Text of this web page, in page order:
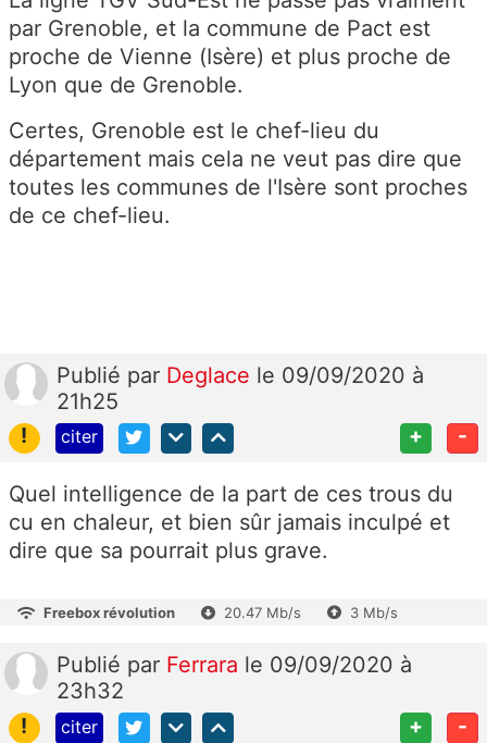
par Grenoble, et la commune de Pact est
proche de Vienne (Isère) et plus proche de
Lyon que de Grenoble.
Certes, Grenoble est le chef-lieu du
département mais cela ne veut pas dire que
toutes les communes de l'Isère sont proches
de ce chef-lieu.
Publié par Deglace le 09/09/2020 à
21h25
!
citer + -
Quel intelligence de la part de ces trous du
cu en chaleur, et bien sûr jamais inculpé et
dire que sa pourrait plus grave.
Freebox révolution 20.47 Mb/s 3 Mb/s
Publié par Ferrara le 09/09/2020 à
23h32
!
citer + -